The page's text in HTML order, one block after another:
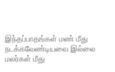
இந்தப்பாதங்கள் மண் மீது
நடக்கவேண்டியவை இல்லை
மலர்கள் மீது